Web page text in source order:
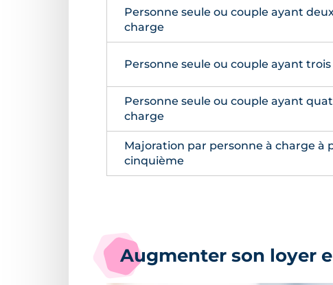
Personne seule ou couple ayant
charge
Personne seule ou couple ayant
Personne seule ou couple ayant
charge
Majoration par personne à charge à
cinquième
Augmenter son loyer